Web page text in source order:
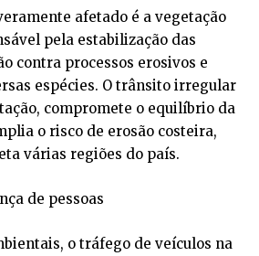
afetado é a vegetação
pela estabilização das
contra processos erosivos e
espécies. O trânsito irregular
compromete o equilíbrio da
o risco de erosão costeira,
várias regiões do país.
de pessoas
o tráfego de veículos na